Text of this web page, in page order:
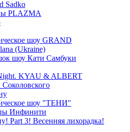
Sadko
PLAZMA
шоу GRAND
(Ukraine)
шоу Кати Самбуки
KYAU & ALBERT
шоу "ТЕНИ"
Инфинити
Part 3! Весенняя лихорадка!